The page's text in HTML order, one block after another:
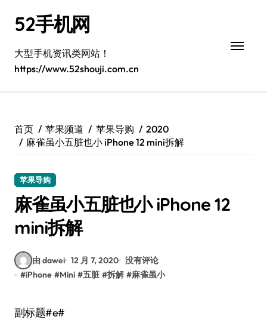
52手机网
大型手机资讯类网站！
https://www.52shouji.com.cn
首页 苹果频道 苹果导购
2020
麻雀虽小五脏也小 iPhone 12 mini拆解
苹果导购
麻雀虽小五脏也小 iPhone 12
mini拆解
由 dawei 12 月 7, 2020 没有评论
#iPhone #Mini #五脏 #拆解 #麻雀虽小
副标题#e#